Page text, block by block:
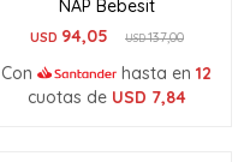
NAP Bebesit
USD 94,05 USD137,00
Con hasta en 12
cuotas de USD 7,84